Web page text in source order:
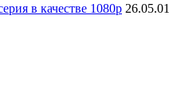
в качестве 1080p 26.05.01